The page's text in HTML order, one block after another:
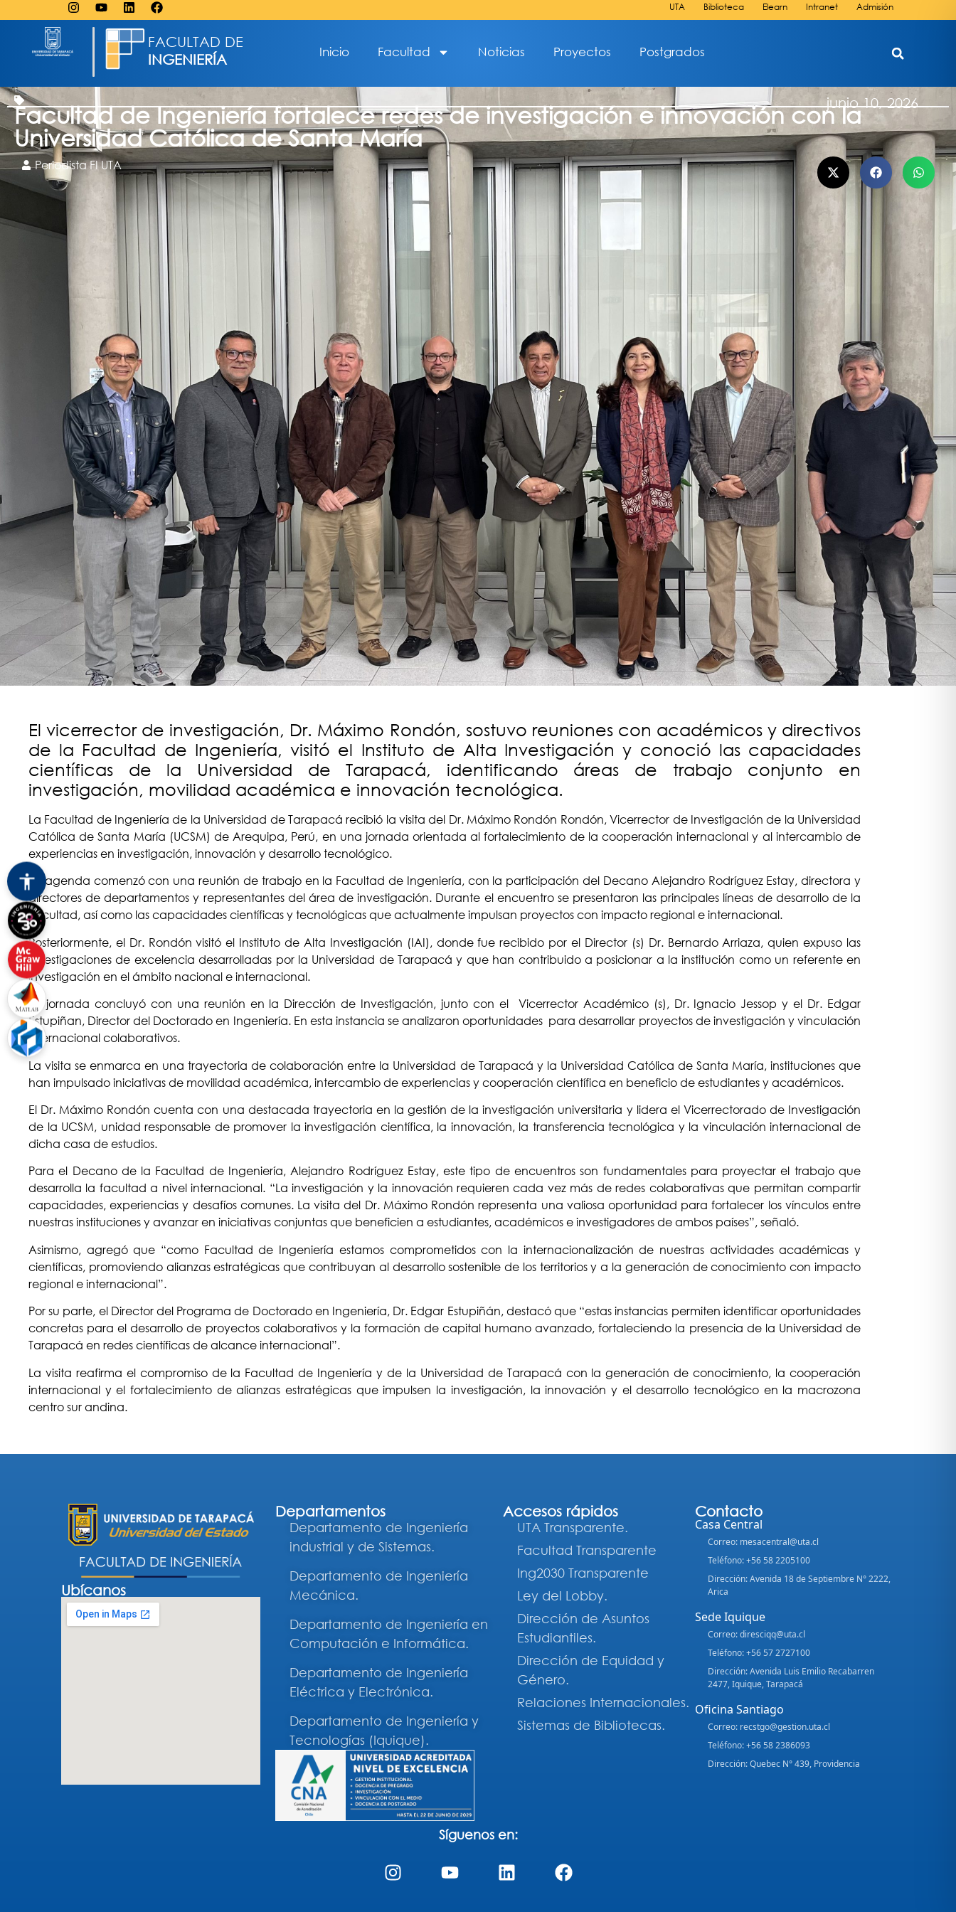
UTA Biblioteca Elearn Intranet Admisión
FACULTAD DE
INGENIERÍA
Inicio Facultad Noticias Proyectos Postgrados
junio 10, 2026
Facultad de Ingeniería fortalece redes de investigación e innovación con la
Universidad Católica de Santa María
Periodista FI UTA
El vicerrector de investigación, Dr. Máximo Rondón, sostuvo reuniones con académicos y directivos
de la Facultad de Ingeniería, visitó el Instituto de Alta Investigación y conoció las capacidades
científicas de la Universidad de Tarapacá, identificando áreas de trabajo conjunto en
investigación, movilidad académica e innovación tecnológica.
La Facultad de Ingeniería de la Universidad de Tarapacá recibió la visita del Dr. Máximo Rondón Rondón, Vicerrector de Investigación de la Universidad
Católica de Santa María (UCSM) de Arequipa, Perú, en una jornada orientada al fortalecimiento de la cooperación internacional y al intercambio de
experiencias en investigación, innovación y desarrollo tecnológico.
La agenda comenzó con una reunión de trabajo en la Facultad de Ingeniería, con la participación del Decano Alejandro Rodríguez Estay, directora y
directores de departamentos y representantes del área de investigación. Durante el encuentro se presentaron las principales líneas de desarrollo de la
Facultad, así como las capacidades científicas y tecnológicas que actualmente impulsan proyectos con impacto regional e internacional.
Posteriormente, el Dr. Rondón visitó el Instituto de Alta Investigación (IAI), donde fue recibido por el Director (s) Dr. Bernardo Arriaza, quien expuso las
investigaciones de excelencia desarrolladas por la Universidad de Tarapacá y que han contribuido a posicionar a la institución como un referente en
investigación en el ámbito nacional e internacional.
La jornada concluyó con una reunión en la Dirección de Investigación, junto con el Vicerrector Académico (s), Dr. Ignacio Jessop y el Dr. Edgar
Estupiñan, Director del Doctorado en Ingeniería. En esta instancia se analizaron oportunidades para desarrollar proyectos de investigación y vinculación
internacional colaborativos.
La visita se enmarca en una trayectoria de colaboración entre la Universidad de Tarapacá y la Universidad Católica de Santa María, instituciones que
han impulsado iniciativas de movilidad académica, intercambio de experiencias y cooperación científica en beneficio de estudiantes y académicos.
El Dr. Máximo Rondón cuenta con una destacada trayectoria en la gestión de la investigación universitaria y lidera el Vicerrectorado de Investigación
de la UCSM, unidad responsable de promover la investigación científica, la innovación, la transferencia tecnológica y la vinculación internacional de
dicha casa de estudios.
Para el Decano de la Facultad de Ingeniería, Alejandro Rodríguez Estay, este tipo de encuentros son fundamentales para proyectar el trabajo que
desarrolla la facultad a nivel internacional. “La investigación y la innovación requieren cada vez más de redes colaborativas que permitan compartir
capacidades, experiencias y desafíos comunes. La visita del Dr. Máximo Rondón representa una valiosa oportunidad para fortalecer los vínculos entre
nuestras instituciones y avanzar en iniciativas conjuntas que beneficien a estudiantes, académicos e investigadores de ambos países”, señaló.
Asimismo, agregó que “como Facultad de Ingeniería estamos comprometidos con la internacionalización de nuestras actividades académicas y
científicas, promoviendo alianzas estratégicas que contribuyan al desarrollo sostenible de los territorios y a la generación de conocimiento con impacto
regional e internacional”.
Por su parte, el Director del Programa de Doctorado en Ingeniería, Dr. Edgar Estupiñán, destacó que “estas instancias permiten identificar oportunidades
concretas para el desarrollo de proyectos colaborativos y la formación de capital humano avanzado, fortaleciendo la presencia de la Universidad de
Tarapacá en redes científicas de alcance internacional”.
La visita reafirma el compromiso de la Facultad de Ingeniería y de la Universidad de Tarapacá con la generación de conocimiento, la cooperación
internacional y el fortalecimiento de alianzas estratégicas que impulsen la investigación, la innovación y el desarrollo tecnológico en la macrozona
centro sur andina.
Ubícanos
Departamentos
Departamento de Ingeniería
industrial y de Sistemas.
Departamento de Ingeniería
Mecánica.
Departamento de Ingeniería en
Computación e Informática.
Departamento de Ingeniería
Eléctrica y Electrónica.
Departamento de Ingeniería y
Tecnologías (Iquique).
Accesos rápidos
UTA Transparente.
Facultad Transparente
Ing2030 Transparente
Ley del Lobby.
Dirección de Asuntos
Estudiantiles.
Dirección de Equidad y
Género.
Relaciones Internacionales.
Sistemas de Bibliotecas.
Contacto
Casa Central
Correo: mesacentral@uta.cl
Teléfono: +56 58 2205100
Dirección: Avenida 18 de Septiembre N° 2222,
Arica
Sede Iquique
Correo: diresciqq@uta.cl
Teléfono: +56 57 2727100
Dirección: Avenida Luis Emilio Recabarren
2477, Iquique, Tarapacá
Oficina Santiago
Correo: recstgo@gestion.uta.cl
Teléfono: +56 58 2386093
Dirección: Quebec N° 439, Providencia
Síguenos en: